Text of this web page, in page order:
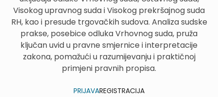
Visokog upravnog suda i Visokog prekršajnog suda
RH, kao i presude trgovačkih sudova. Analiza sudske
prakse, posebice odluka Vrhovnog suda, pruža
ključan uvid u pravne smjernice i interpretacije
zakona, pomažući u razumijevanju i praktičnoj
primjeni pravnih propisa.
PRIJAVAREGISTRACIJA